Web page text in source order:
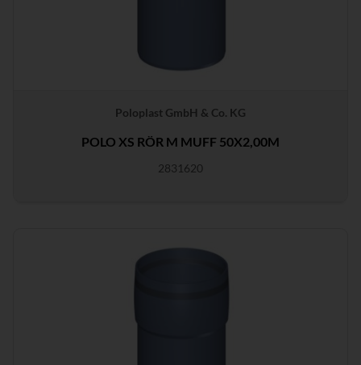
Poloplast GmbH & Co. KG
POLO XS RÖR M MUFF 50X2,00M
2831620